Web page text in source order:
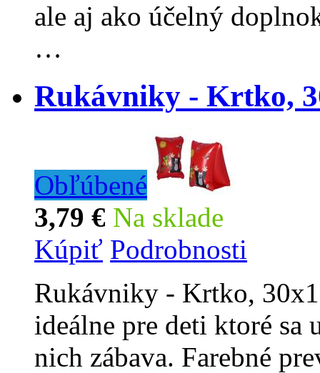
ale aj ako účelný
…
Rukávniky - Krtko,
Obľúbené
3,79 € Na sklade
Kúpiť Podrobnosti
Rukávniky - Krtko,
ideálne pre deti ktoré sa
nich zábava. Farebné